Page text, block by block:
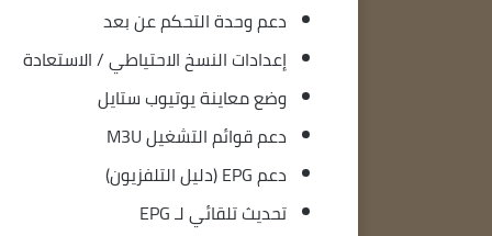
دعم وحدة التحكم عن بعد
إعدادات النسخ الاحتياطي / الاستعادة
وضع معاينة يوتيوب ستايل
دعم قوائم التشغيل M3U
دعم EPG (دليل التلفزيون)
تحديث تلقائي لـ EPG